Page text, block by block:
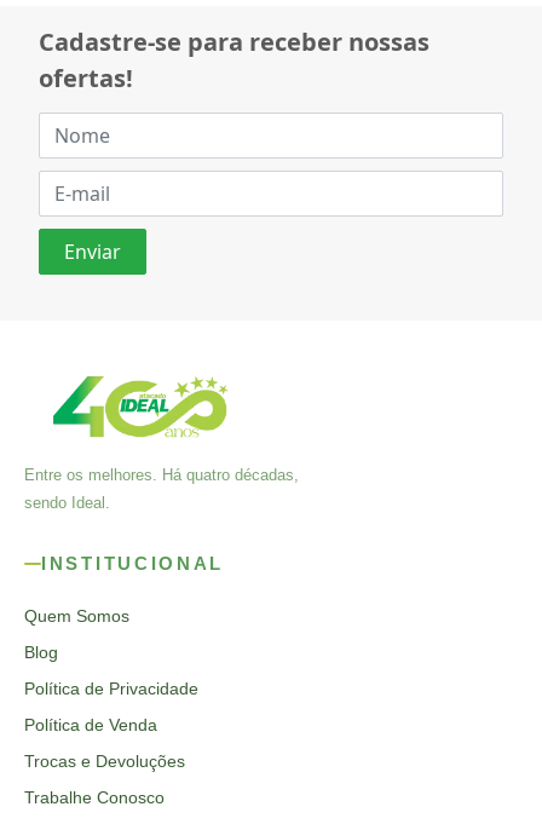
Cadastre-se para receber nossas
ofertas!
Entre os melhores. Há quatro décadas,
sendo Ideal.
INSTITUCIONAL
Quem Somos
Blog
Política de Privacidade
Política de Venda
Trocas e Devoluções
Trabalhe Conosco